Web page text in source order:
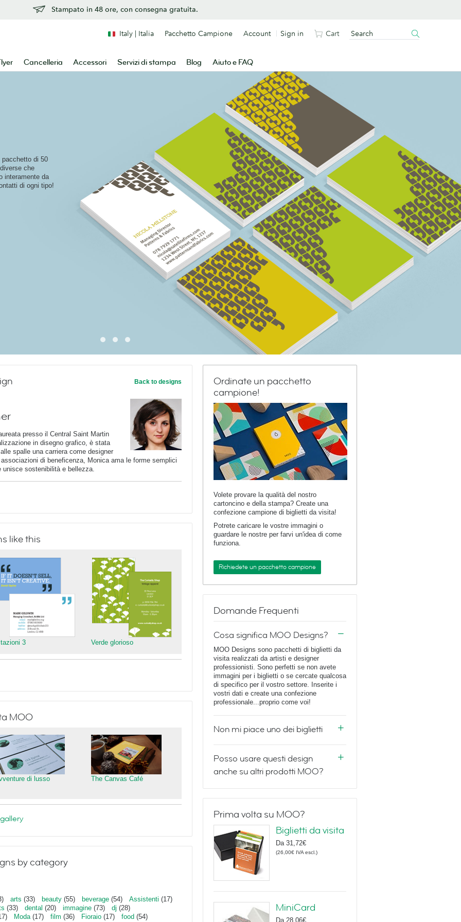
Stampato in 48 ore, con consegna gratuita.
Cancelleria Accessori Servizi di stampa Blog Aiuto e FAQ
Italy | Italia Pacchetto Campione Account Sign in Cart
di 50
che
interamente da
di ogni tipo!
Back to designs
presso il Central Saint Martin
in disegno grafico, è stata
spalle una carriera come designer
di beneficenza, Monica ama le forme semplici
unisce sostenibilità e bellezza.
like this
3 Verde glorioso
MOO
di lusso The Canvas Café
by category
arts (33) beauty (55) beverage (54) Assistenti (17)
(33) dental (20) immagine (73) dj (28)
Moda(17) film (36) Fioraio (17) food (54)
Ordinate un pacchetto
campione!
Volete provare la qualità del nostro
cartoncino e della stampa? Create una
confezione campione di biglietti da visita!
Potrete caricare le vostre immagini o
guardare le nostre per farvi un'idea di come
funziona.
Richiedete un pacchetto campione
Domande Frequenti
Cosa significa MOO Designs?
MOO Designs sono pacchetti di biglietti da
visita realizzati da artisti e designer
professionisti. Sono perfetti se non avete
immagini per i biglietti o se cercate qualcosa
di specifico per il vostro settore. Inserite i
vostri dati e create una confezione
professionale...proprio come voi!
Non mi piace uno dei biglietti
Posso usare questi design
anche su altri prodotti MOO?
Prima volta su MOO?
Biglietti da visita
Da 31,72€
(26,00€ IVA escl. )
MiniCard
Da 28,06€